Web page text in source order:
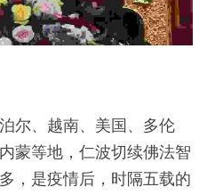
尔、越南、美国、多伦
蒙等地，仁波切续佛法智
，是疫情后，时隔五载的